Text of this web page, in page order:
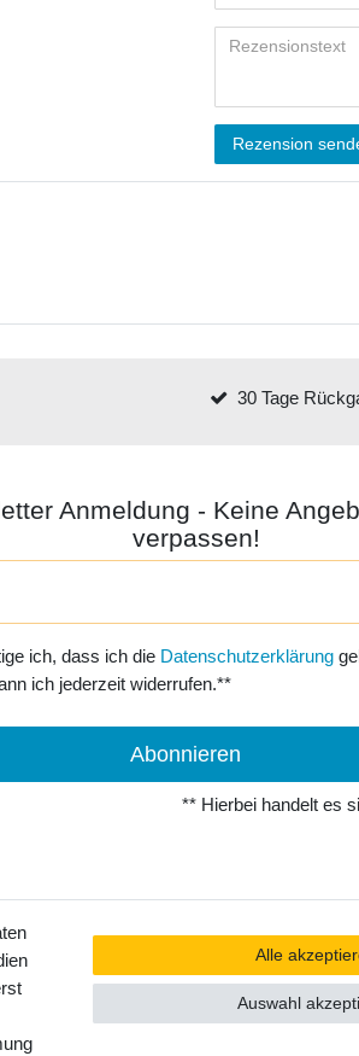
Rezension
30 Tage
Anmeldung - Keine
verpassen!
ich, dass ich die Daten­schutz­erklärung
ich jederzeit widerrufen.**
Abonnieren
** Hierbei handelt es
Alle
Auswahl